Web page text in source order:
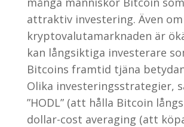
attraktiv investering. Även om
kryptovalutamarknaden är
kan långsiktiga investerare
Bitcoins framtid tjäna
Olika investeringsstrategier,
”HODL” (att hålla Bitcoin
dollar-cost averaging (att